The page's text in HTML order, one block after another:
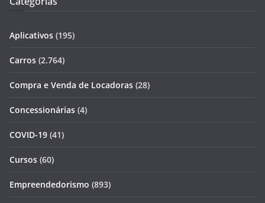
Aplicativos (195)
Carros (2.764)
Compra e Venda de Locadoras (28)
Concessionárias (4)
COVID-19 (41)
Cursos (60)
Empreendedorismo (893)